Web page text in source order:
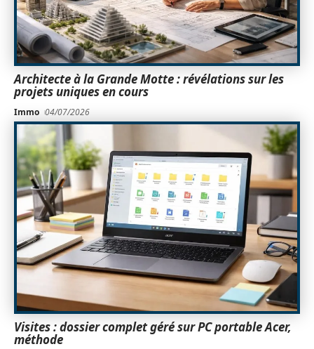
Architecte à la Grande Motte : révélations sur les
projets uniques en cours
Immo 04/07/2026
Visites : dossier complet géré sur PC portable Acer,
méthode